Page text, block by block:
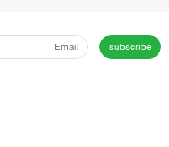
subscribe